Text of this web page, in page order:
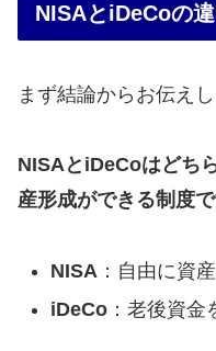
NISAとiDeCoの違
まず結論からお伝えし
NISAとiDeCoはどち
産形成ができる制度
NISA ：自由に資
iDeCo：老後資金